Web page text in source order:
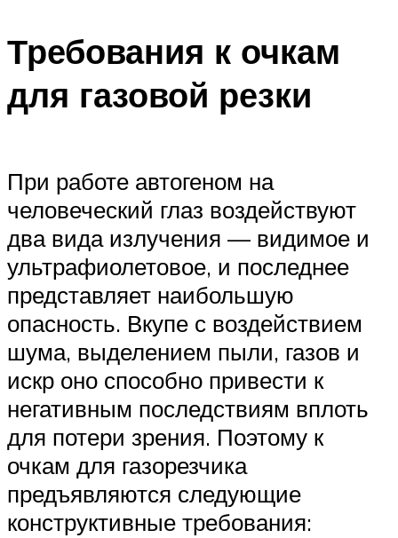
Требования к очкам
для газовой резки
При работе автогеном на
человеческий глаз воздействуют
два вида излучения — видимое и
ультрафиолетовое, и последнее
представляет наибольшую
опасность. Вкупе с воздействием
шума, выделением пыли, газов и
искр оно способно привести к
негативным последствиям вплоть
для потери зрения. Поэтому к
очкам для газорезчика
предъявляются следующие
конструктивные требования: